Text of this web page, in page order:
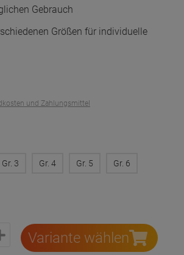
Gebrauch
Größen für individuelle
und Zahlungsmittel
Gr. 3 Gr. 4 Gr. 5 Gr. 6
Variante wählen